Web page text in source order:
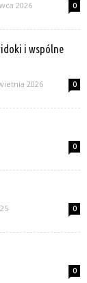
2026 0
i wspólne
2026 0
0
0
0